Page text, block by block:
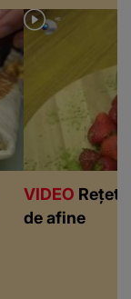
VIDEO
de afine